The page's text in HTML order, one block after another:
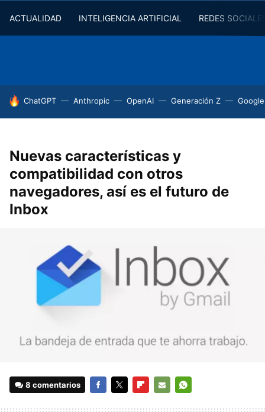
ACTUALIDAD INTELIGENCIA ARTIFICIAL REDES
HOY SE HABLA DE
ChatGPT Anthropic OpenAI Generación Z
Nuevas características y
compatibilidad con otros
navegadores, así es el futuro de
Inbox
8 comentarios